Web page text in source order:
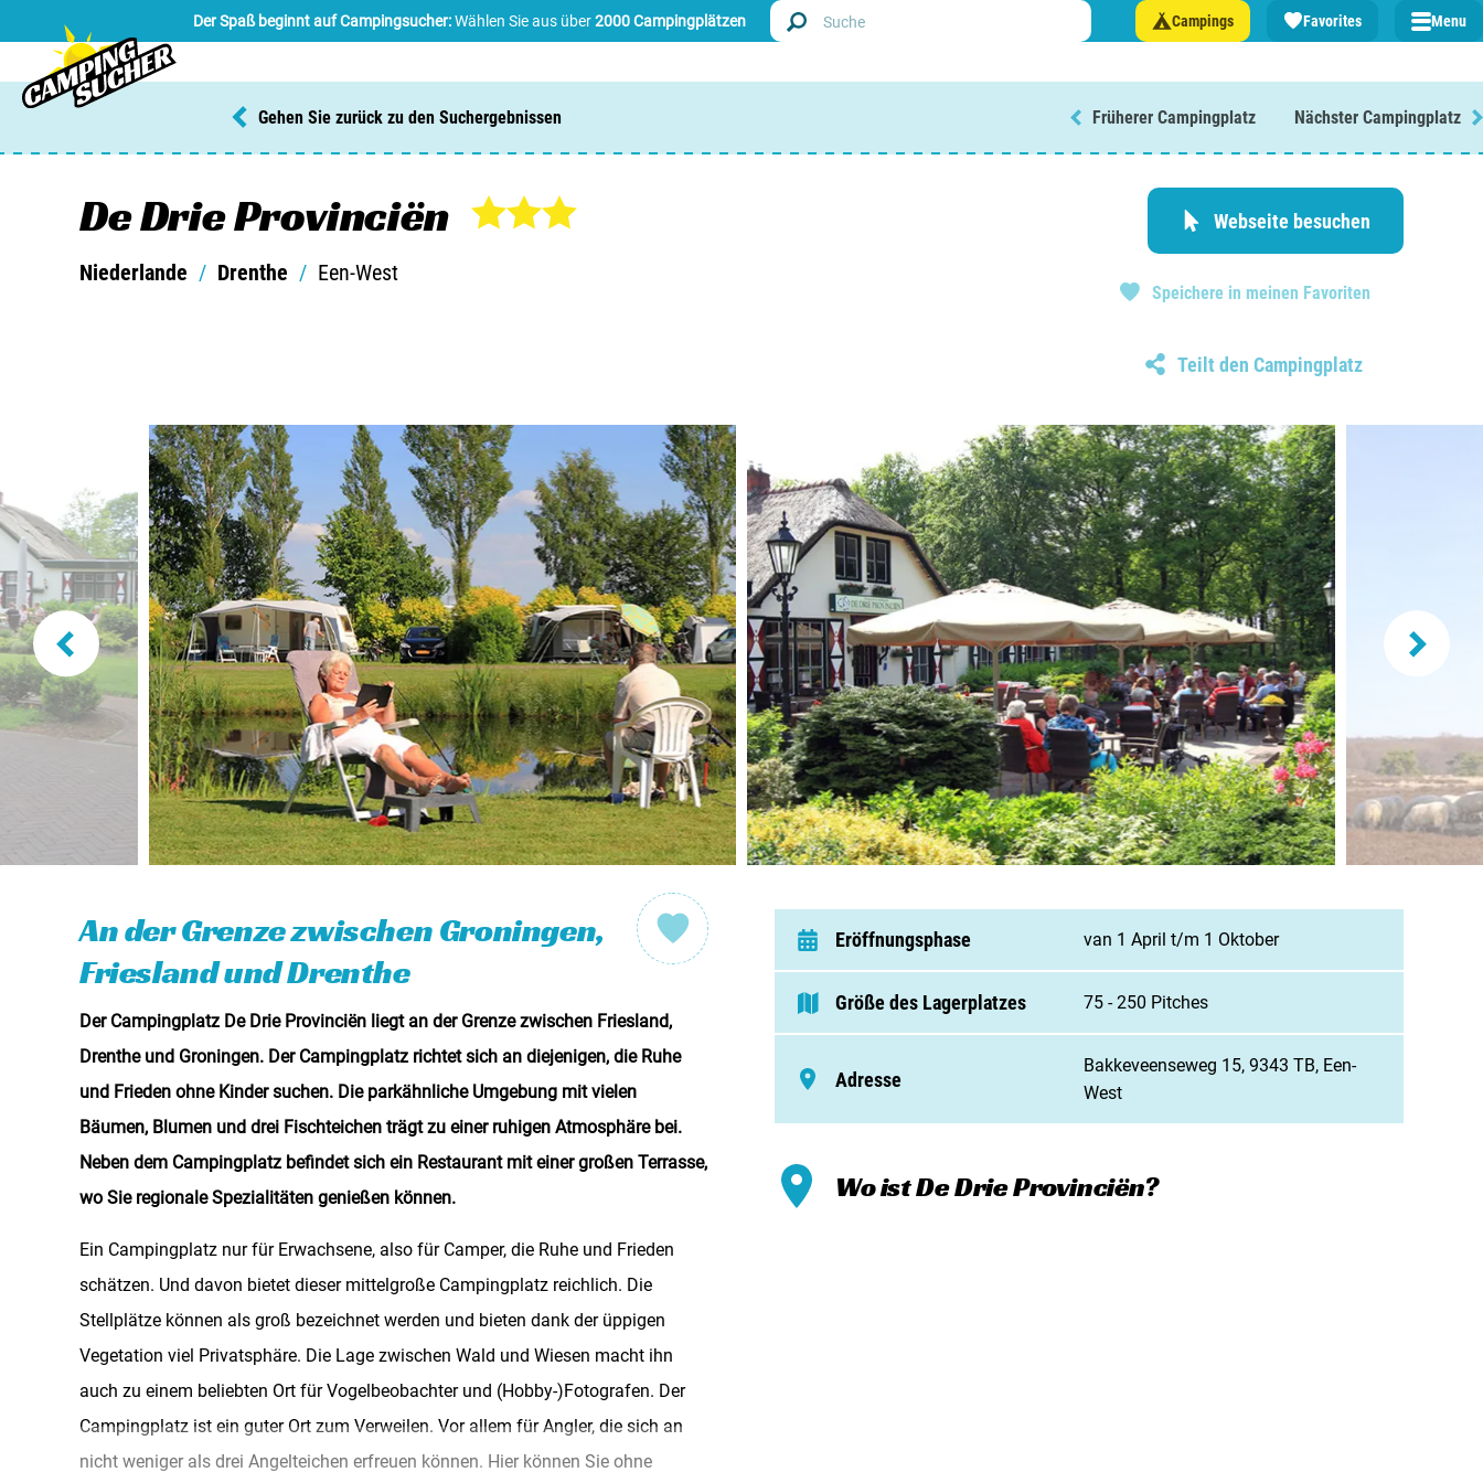
Der Spaß beginnt auf Campingsucher:Wählen Sie aus über2000 Campingplätzen Campings Favorites Menu
Informationen über ...
Niederlande
Belgien
Luxemburg
Frankreich
Schweiz
Nachrichten / Blog
Über Campingsucher
Häufig gestellte Fragen
Meinen Campingplatz anmelden
Zusammenarbeit / Werbung
Gehen Sie zurück zu den Suchergebnissen Früherer Campingplatz Nächster Campingplatz
De Drie Provinciën
Niederlande / Drenthe / Een-West
Webseite besuchen
Speichere in meinen Favoriten
Teilt den Campingplatz
An der Grenze zwischen Groningen,
Friesland und Drenthe
Der Campingplatz De Drie Provinciën liegt an der Grenze zwischen Friesland,
Drenthe und Groningen. Der Campingplatz richtet sich an diejenigen, die Ruhe
und Frieden ohne Kinder suchen. Die parkähnliche Umgebung mit vielen
Bäumen, Blumen und drei Fischteichen trägt zu einer ruhigen Atmosphäre bei.
Neben dem Campingplatz befindet sich ein Restaurant mit einer großen Terrasse,
wo Sie regionale Spezialitäten genießen können.
Ein Campingplatz nur für Erwachsene, also für Camper, die Ruhe und Frieden
schätzen. Und davon bietet dieser mittelgroße Campingplatz reichlich. Die
Stellplätze können als groß bezeichnet werden und bieten dank der üppigen
Vegetation viel Privatsphäre. Die Lage zwischen Wald und Wiesen macht ihn
auch zu einem beliebten Ort für Vogelbeobachter und (Hobby-)Fotografen. Der
Campingplatz ist ein guter Ort zum Verweilen. Vor allem für Angler, die sich an
nicht weniger als drei Angelteichen erfreuen können. Hier können Sie ohne
Eröffnungsphase van 1 April t/m 1 Oktober
Größe des Lagerplatzes 75 - 250 Pitches
Adresse
Bakkeveenseweg 15, 9343 TB, Een-
West
Wo ist De Drie Provinciën?